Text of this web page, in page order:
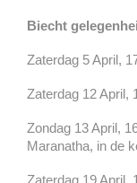
Biecht
Zaterdag 5 April,
Zaterdag 12 April,
Zondag 13 April,
Maranatha, in de
Zaterdag 19 April,